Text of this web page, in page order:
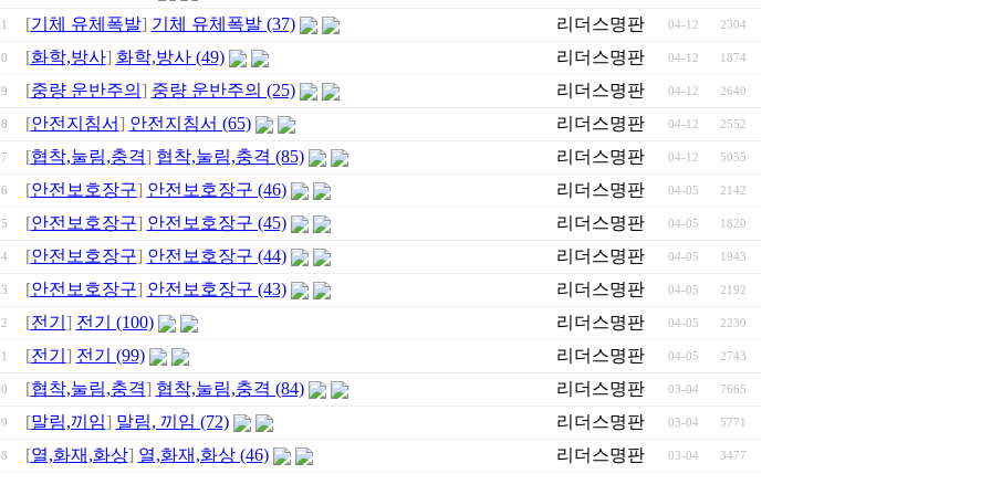
[기체 유체폭발] 기체 유체폭발 (37) 리더스명판 04-12 2304
[화학,방사] 화학,방사 (49) 리더스명판 04-12 1874
[중량 운반주의 ] 중량 운반주의 (25) 리더스명판 04-12 2640
[안전지침서] 안전지침서 (65) 리더스명판 04-12 2552
[협착,눌림,충격] 협착,눌림,충격 (85) 리더스명판 04-12 5055
[안전보호장구] 안전보호장구 (46) 리더스명판 04-05 2142
[안전보호장구] 안전보호장구 (45) 리더스명판 04-05 1820
[안전보호장구] 안전보호장구 (44) 리더스명판 04-05 1943
[안전보호장구] 안전보호장구 (43) 리더스명판 04-05 2192
[전기 ] 전기 (100) 리더스명판 04-05 2230
[전기 ] 전기 (99) 리더스명판 04-05 2743
[협착,눌림,충격] 협착,눌림,충격 (84) 리더스명판 03-04 7665
[말림,끼임] 말림, 끼임 (72) 리더스명판 03-04 5771
[열,화재,화상] 열,화재,화상 (46) 리더스명판 03-04 3477